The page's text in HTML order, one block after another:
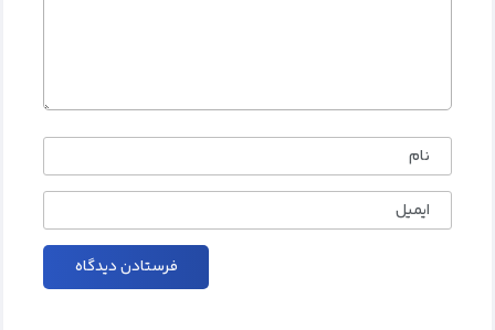
نام
ایمیل